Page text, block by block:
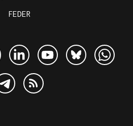
FEDER